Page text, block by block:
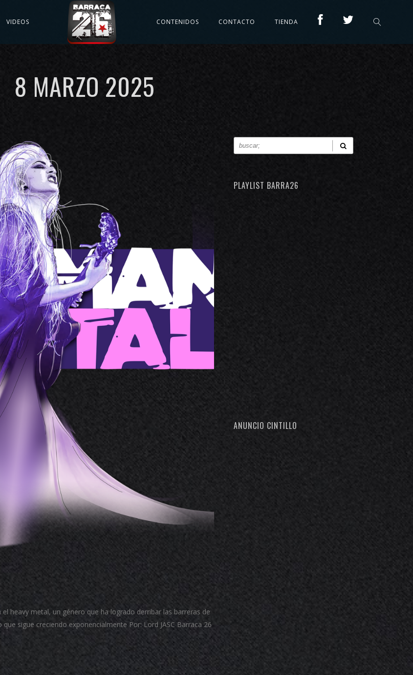
VIDEOS CONTENIDOS CONTACTO TIENDA
8 MARZO 2025
heavy metal, un género que ha logrado derribar las barreras de
sigue creciendo exponencialmente Por: Lord JASC Barraca 26
PLAYLIST BARRA26
ANUNCIO CINTILLO